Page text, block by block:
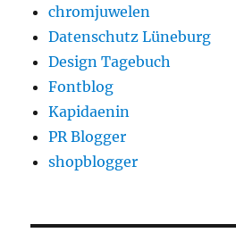
chromjuwelen
Datenschutz Lüneburg
Design Tagebuch
Fontblog
Kapidaenin
PR Blogger
shopblogger